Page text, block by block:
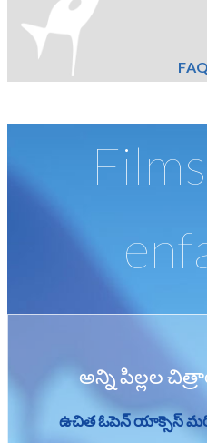
FAQ
అన్ని పిల్లల
ఉచిత ఓపెన్ యాక్సెస్